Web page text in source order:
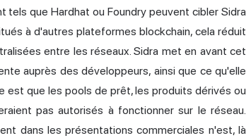
que Hardhat ou Foundry peuvent cibler Sidra
à d'autres plateformes blockchain, cela réduit
entre les réseaux. Sidra met en avant cet
auprès des développeurs, ainsi que ce qu'elle
est que les pools de prêt, les produits dérivés ou
pas autorisés à fonctionner sur le réseau.
dans les présentations commerciales n'est, là